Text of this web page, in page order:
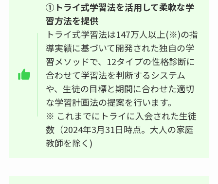
①トライ式学習法を活用して柔軟な学
習方法を提供
トライ式学習法は147万人以上(※)の指
導実績に基づいて開発された独自の学
習メソッドで、12タイプの性格診断に
合わせて学習法を判断するシステム
や、生徒の目標と期間に合わせた適切
な学習計画法の提案を行います。
※ これまでにトライに入会された生徒
数（2024年3月31日時点。大人の家庭
教師を除く)